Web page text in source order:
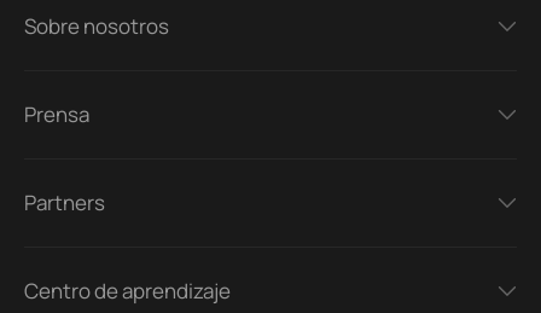
Sobre nosotros
Prensa
Partners
Centro de aprendizaje